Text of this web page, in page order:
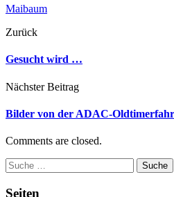
Maibaum
Zurück
Gesucht wird …
Nächster Beitrag
Bilder von der ADAC-
Comments are closed.
Suche
Seiten